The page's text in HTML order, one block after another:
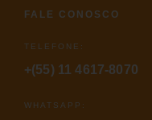
FALE CONOSCO
TELEFONE:
+(55) 11 4617-8070
WHATSAPP: